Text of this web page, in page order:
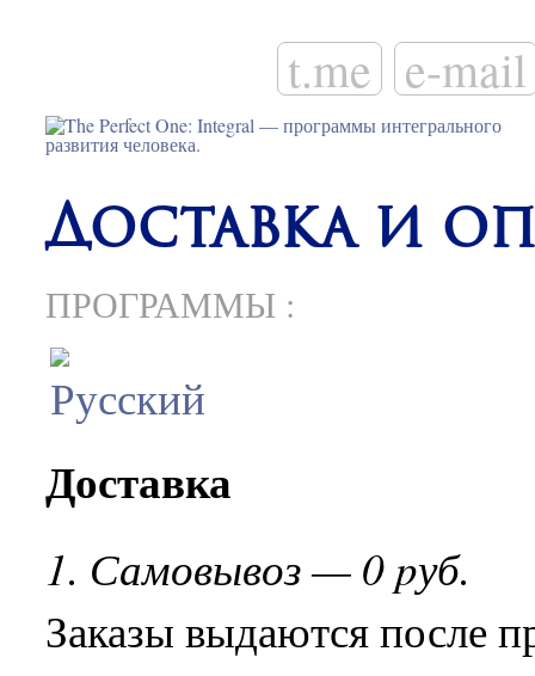
t.me e-mail
Доставка и
ПРОГРАММЫ :
Доставка
1. Самовывоз — 0 pуб.
Заказы выдаются после